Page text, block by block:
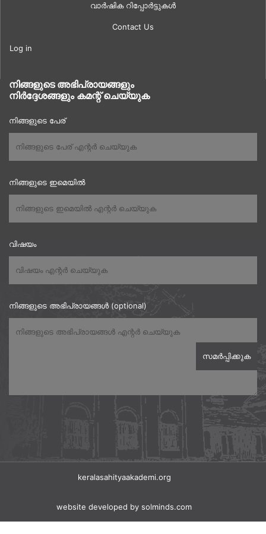
വാർഷിക റിപ്പോർട്ടുകൾ
Contact Us
Log in
നിങ്ങളുടെ അഭിപ്രായങ്ങളും
നിർദ്ദേശങ്ങളും കമന്റ് ചെയ്യുക
നിങ്ങളുടെ പേര്
നിങ്ങളുടെ ഇമെയിൽ
വിഷയം
നിങ്ങളുടെ അഭിപ്രായങ്ങൾ (optional)
keralasahityaakademi.org
website developed by solminds.com